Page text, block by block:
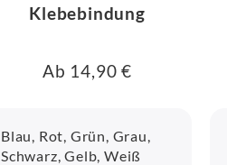
Klebebindung
Ab 14,90 €
Blau, Rot, Grün, Grau,
Schwarz, Gelb, Weiß